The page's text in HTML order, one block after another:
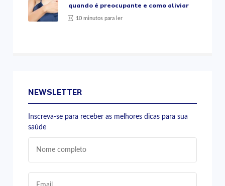
quando é preocupante e como aliviar
10 minutos para ler
NEWSLETTER
Inscreva-se para receber as melhores dicas para sua
saúde